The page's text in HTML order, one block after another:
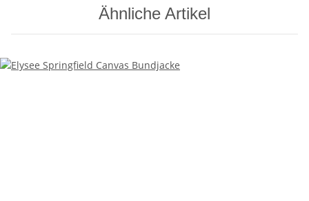
Ähnliche Artikel